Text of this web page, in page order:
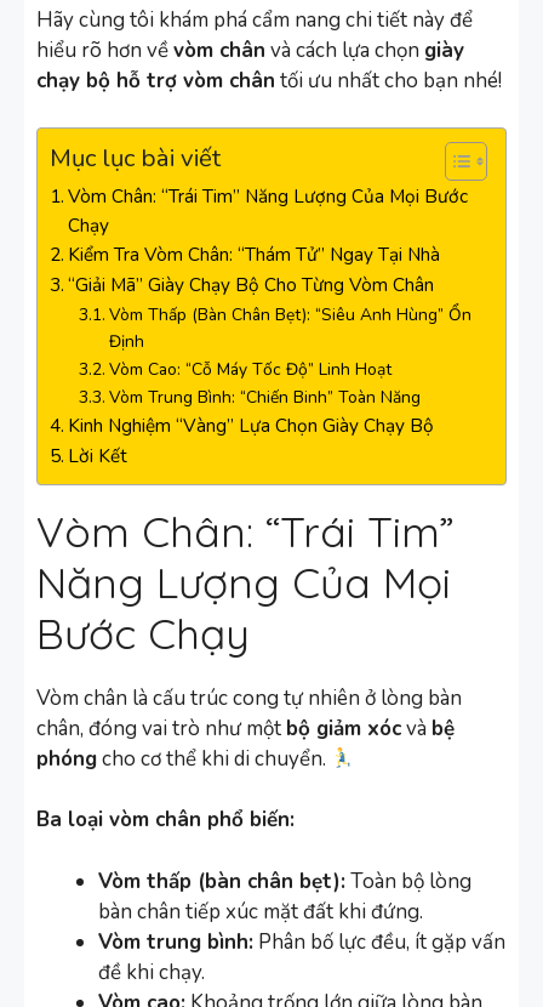
Hãy cùng tôi khám phá cẩm nang chi tiết này để
hiểu rõ hơn vềvòm chân và cách lựa chọn giày
chạy bộ hỗ trợ vòm chân tối ưu nhất cho bạn nhé!
Mục lục bài viết
Vòm Chân: “Trái Tim” Năng Lượng Của Mọi Bước
Chạy
Kiểm Tra Vòm Chân: “Thám Tử” Ngay Tại Nhà
“Giải Mã” Giày Chạy Bộ Cho Từng Vòm Chân
Vòm Thấp (Bàn Chân Bẹt): “Siêu Anh Hùng” Ổn
Định
Vòm Cao: “Cỗ Máy Tốc Độ” Linh Hoạt
Vòm Trung Bình: “Chiến Binh” Toàn Năng
Kinh Nghiệm “Vàng” Lựa Chọn Giày Chạy Bộ
Lời Kết
Vòm Chân: “Trái Tim”
Năng Lượng Của Mọi
Bước Chạy
Vòm chân là cấu trúc cong tự nhiên ở lòng bàn
chân, đóng vai trò như một bộ giảm xócvà bệ
phóngcho cơ thể khi di chuyển.
Ba loại vòm chân phổ biến:
Vòm thấp (bàn chân bẹt):Toàn bộ lòng
bàn chân tiếp xúc mặt đất khi đứng.
Vòm trung bình: Phân bố lực đều, ít gặp vấn
đề khi chạy.